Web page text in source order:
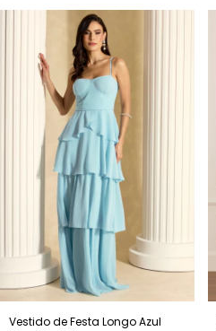
Vestido de Festa Longo Azul